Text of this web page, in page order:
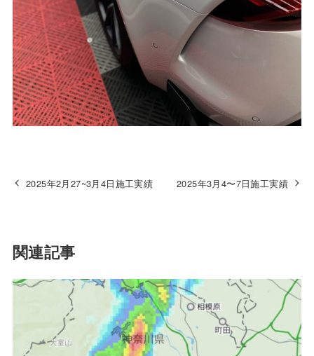
2025年2月27~3月4日施工実績 2025年3月4〜7日施工実績
関連記事